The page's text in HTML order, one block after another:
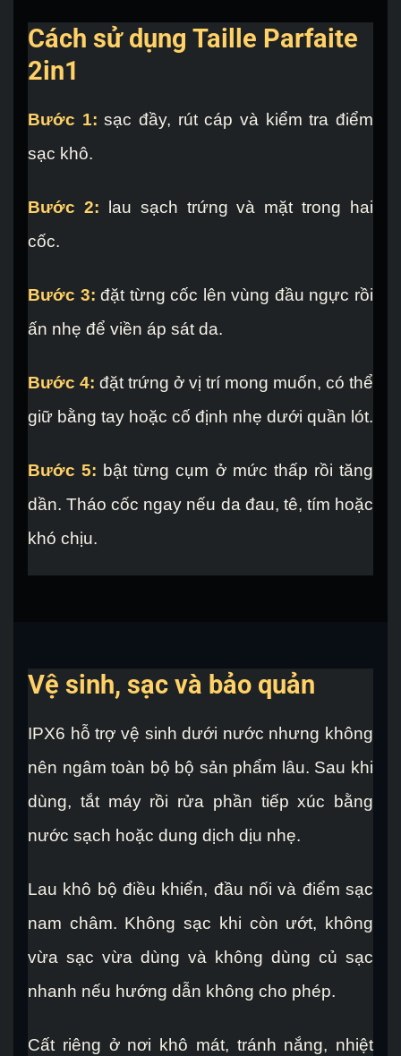
Cách sử dụng Taille Parfaite
2in1
Bước 1: sạc đầy, rút cáp và kiểm tra điểm
sạc khô.
Bước 2: lau sạch trứng và mặt trong hai
cốc.
Bước 3: đặt từng cốc lên vùng đầu ngực rồi
ấn nhẹ để viền áp sát da.
Bước 4: đặt trứng ở vị trí mong muốn, có thể
giữ bằng tay hoặc cố định nhẹ dưới quần lót.
Bước 5: bật từng cụm ở mức thấp rồi tăng
dần. Tháo cốc ngay nếu da đau, tê, tím hoặc
khó chịu.
Vệ sinh, sạc và bảo quản
IPX6 hỗ trợ vệ sinh dưới nước nhưng không
nên ngâm toàn bộ bộ sản phẩm lâu. Sau khi
dùng, tắt máy rồi rửa phần tiếp xúc bằng
nước sạch hoặc dung dịch dịu nhẹ.
Lau khô bộ điều khiển, đầu nối và điểm sạc
nam châm. Không sạc khi còn ướt, không
vừa sạc vừa dùng và không dùng củ sạc
nhanh nếu hướng dẫn không cho phép.
Cất riêng ở nơi khô mát, tránh nắng, nhiệt